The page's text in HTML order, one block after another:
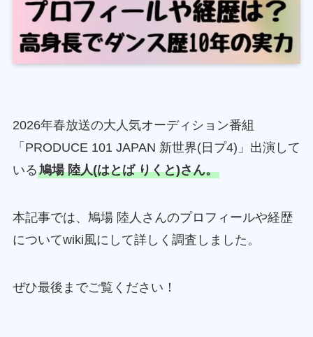
2026年春放送の大人気オーディション番組
「PRODUCE 101 JAPAN 新世界(日プ4)」出演して
いる鳩場 陸人(はとば りくと)さん。
本記事では、鳩場 陸人さんのプロフィールや経歴
についてwiki風にして詳しく調査しました。
ぜひ最後までご覧ください！